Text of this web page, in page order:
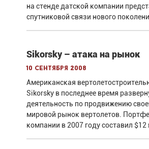
на стенде датской компании
спутниковой связи нового
Sikorsky – атака на рынок
10 сентября 2008
Американская
Sikorsky в последнее время
деятельность по продвижению
мировой рынок вертолетов.
компании в 2007 году составил $12